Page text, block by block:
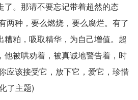
了。那请不要忘记带着超然的态
两种，要么燃烧，要么腐烂。有了
糟粕，吸取精华，为自己增值。超
他被哄劝着，被真诚地警告着，时
应该接受它，放下它，爱它，珍惜
了主题)